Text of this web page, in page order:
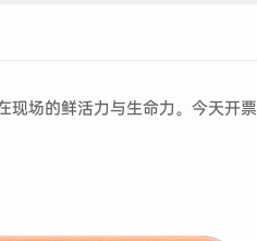
现场的鲜活力与生命力。今天开票